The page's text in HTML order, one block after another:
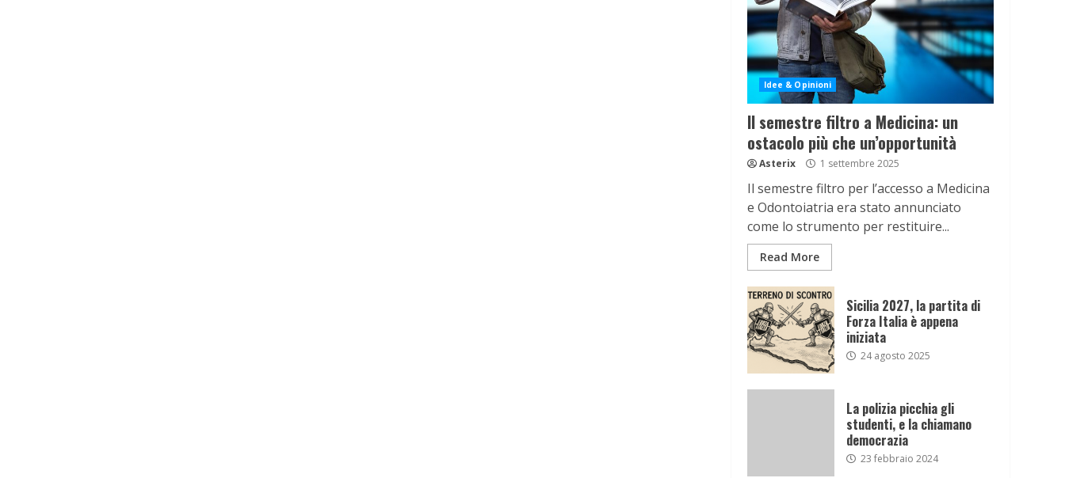
Idee & Opinioni
Il semestre filtro a Medicina: un
ostacolo più che un’opportunità
Asterix 1 settembre 2025
Il semestre filtro per l’accesso a Medicina
e Odontoiatria era stato annunciato
come lo strumento per restituire...
Read More
Sicilia 2027, la partita di
Forza Italia è appena
iniziata
24 agosto 2025
La polizia picchia gli
studenti, e la chiamano
democrazia
23 febbraio 2024